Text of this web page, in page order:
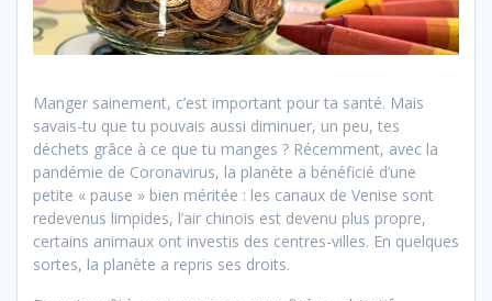
Manger sainement, c’est important pour ta santé. Mais
savais-tu que tu pouvais aussi diminuer, un peu, tes
déchets grâce à ce que tu manges ? Récemment, avec la
pandémie de Coronavirus, la planète a bénéficié d’une
petite « pause » bien méritée : les canaux de Venise sont
redevenus limpides, l’air chinois est devenu plus propre,
certains animaux ont investis des centres-villes. En quelques
sortes, la planète a repris ses droits.